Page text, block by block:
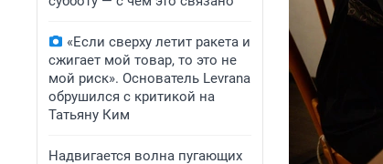
«Если сверху летит ракета и
сжигает мой товар, то это не
мой риск». Основатель Levrana
обрушился с критикой на
Татьяну Ким
Надвигается волна пугающих